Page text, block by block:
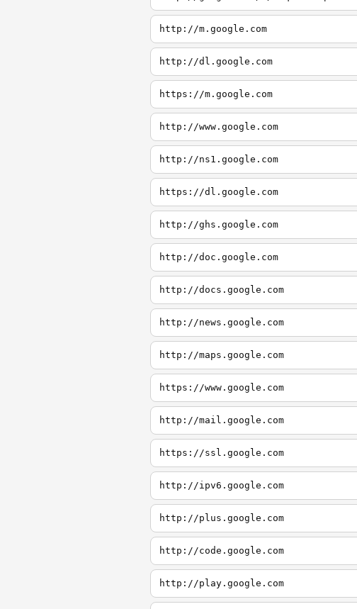
http://m.google.com
http://dl.google.com
https://m.google.com
http://www.google.com
http://ns1.google.com
https://dl.google.com
http://ghs.google.com
http://doc.google.com
http://docs.google.com
http://news.google.com
http://maps.google.com
https://www.google.com
http://mail.google.com
https://ssl.google.com
http://ipv6.google.com
http://plus.google.com
http://code.google.com
http://play.google.com